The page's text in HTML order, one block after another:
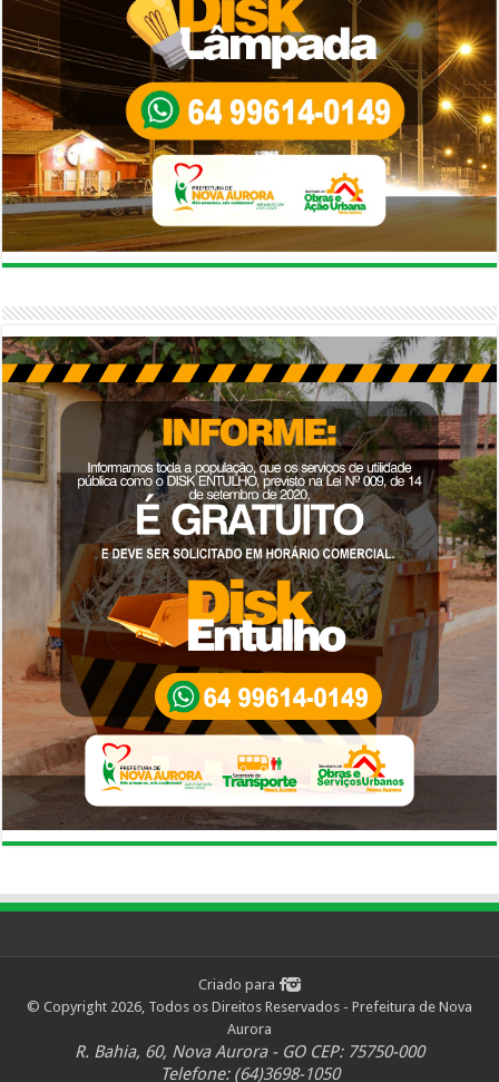
Criado para
© Copyright 2026, Todos os Direitos Reservados - Prefeitura de Nova
Aurora
R. Bahia, 60, Nova Aurora - GO CEP: 75750-000
Telefone: (64)3698-1050